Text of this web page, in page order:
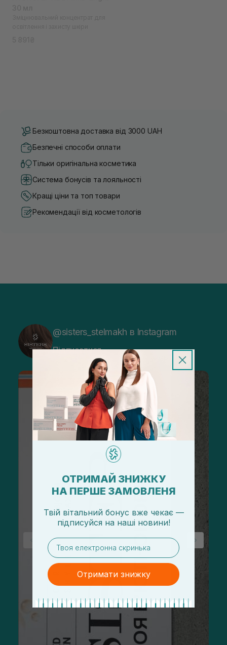
Безкоштовна доставка від 3000 UAH
Безпечні способи оплати
Тільки оригінальна косметика
Система бонусів та лояльності
Кращі ціни та топ товари
Рекомендації від косметологів
@sisters_stelmakh в Instagram
Підписатися
ОТРИМАЙ ЗНИЖКУ
НА ПЕРШЕ ЗАМОВЛЕНЯ
Твій вітальний бонус вже чекає —
підписуйся на наші новини!
email
Отримати знижку